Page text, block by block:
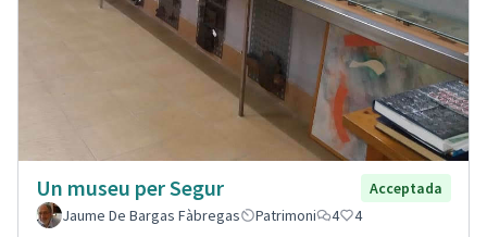
Un museu per Segur
Acceptada
Jaume De Bargas Fàbregas
Patrimoni 4 4